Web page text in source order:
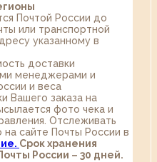
Почтой России до
или транспортной
указанному в
доставки
менеджерами и
и веса
Вашего заказа на
фото чека и
Отслеживать
на сайте Почты России в
Срок хранения
России – 30 дней.